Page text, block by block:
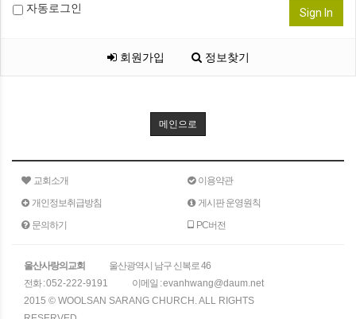
자동로그인 Sign In
회원가입 정보찾기
메인으로
교회소개
이용약관
개인정보취급방침
게시판 운영원칙
문의하기
PC버전
울산사랑의교회
울산광역시 남구 신복로 46
전화 :052-222-9191 이메일 :evanhwang@daum.net
2015 © WOOLSAN SARANG CHURCH. ALL RIGHTS